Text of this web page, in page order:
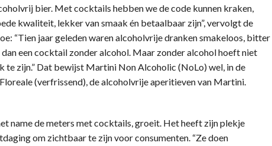
bier. Met cocktails hebben we de code kunnen kraken,
kwaliteit, lekker van smaak én betaalbaar zijn”, vervolgt de
“Tien jaar geleden waren alcoholvrije dranken smakeloos, bitter
een cocktail zonder alcohol. Maar zonder alcohol hoeft niet
te zijn.” Dat bewijst Martini Non Alcoholic (NoLo) wel, in de
(verfrissend), de alcoholvrije aperitieven van Martini.
name de meters met cocktails, groeit. Het heeft zijn plekje
om zichtbaar te zijn voor consumenten. “Ze doen